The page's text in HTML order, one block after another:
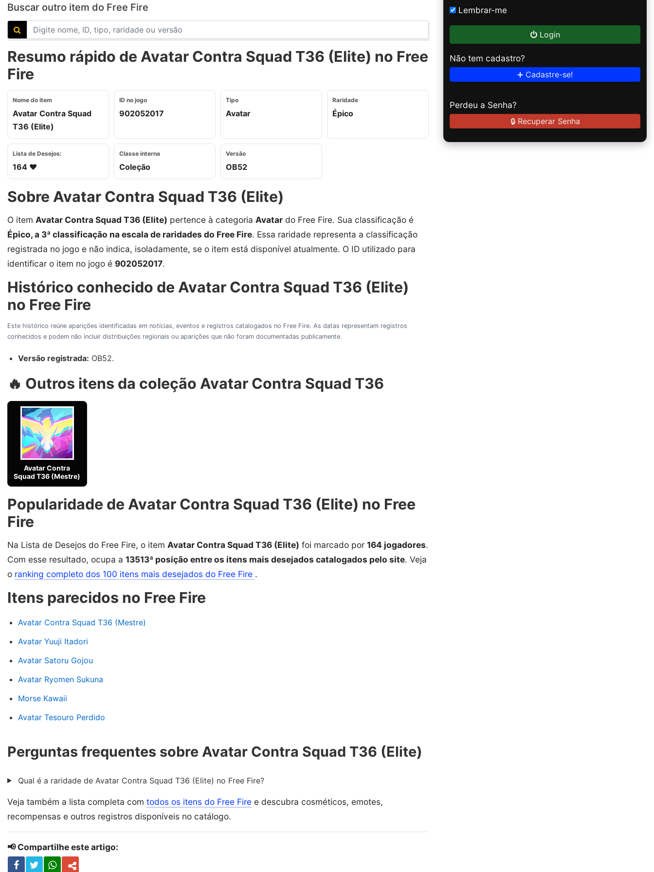
Buscar outro item do Free Fire
Resumo rápido de Avatar Contra Squad T36 (Elite) no Free
Fire
Nome do item
Avatar Contra Squad
T36 (Elite)
ID no jogo
902052017
Tipo
Avatar
Raridade
Épico
Lista de Desejos:
164 ❤️
Classe interna
Coleção
Versão
OB52
Sobre Avatar Contra Squad T36 (Elite)
O item Avatar Contra Squad T36 (Elite) pertence à categoria Avatar do Free Fire. Sua classificação é
Épico, a 3ª classificação na escala de raridades do Free Fire. Essa raridade representa a classificação
registrada no jogo e não indica, isoladamente, se o item está disponível atualmente. O ID utilizado para
identificar o item no jogo é 902052017.
Histórico conhecido de Avatar Contra Squad T36 (Elite)
no Free Fire
Este histórico reúne aparições identificadas em notícias, eventos e registros catalogados no Free Fire. As datas representam registros
conhecidos e podem não incluir distribuições regionais ou aparições que não foram documentadas publicamente.
Versão registrada: OB52.
🔥 Outros itens da coleção Avatar Contra Squad T36
Avatar Contra
Squad T36 (Mestre)
Popularidade de Avatar Contra Squad T36 (Elite) no Free
Fire
Na Lista de Desejos do Free Fire, o item Avatar Contra Squad T36 (Elite) foi marcado por 164 jogadores.
Com esse resultado, ocupa a 13513ª posição entre os itens mais desejados catalogados pelo site. Veja
o ranking completo dos 100 itens mais desejados do Free Fire .
Itens parecidos no Free Fire
Avatar Contra Squad T36 (Mestre)
Avatar Yuuji Itadori
Avatar Satoru Gojou
Avatar Ryomen Sukuna
Morse Kawaii
Avatar Tesouro Perdido
Perguntas frequentes sobre Avatar Contra Squad T36 (Elite)
Qual é a raridade de Avatar Contra Squad T36 (Elite) no Free Fire?
Veja também a lista completa com todos os itens do Free Fire e descubra cosméticos, emotes,
recompensas e outros registros disponíveis no catálogo.
📢 Compartilhe este artigo:
Lembrar-me
Login
Não tem cadastro?
➕ Cadastre-se!
Perdeu a Senha?
🔒 Recuperar Senha